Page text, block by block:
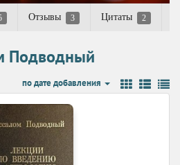
Отзывы 3 Цитаты 2
Подводный
по дате добавления